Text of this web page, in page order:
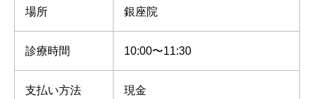
場所 銀座院
診療時間 10:00〜11:30
支払い方法 現金